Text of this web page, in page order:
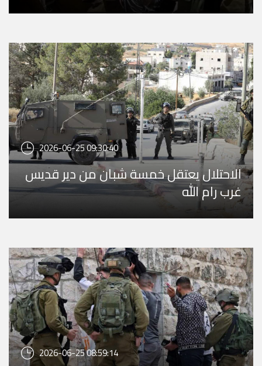
2026-06-25 09:30:40
الاحتلال يعتقل خمسة شبان من دير قديس
غرب رام الله
2026-06-25 08:59:14